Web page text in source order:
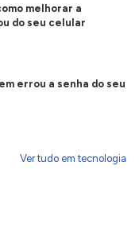
melhorar a
do seu celular
errou a senha do seu
Ver tudo em tecnologia